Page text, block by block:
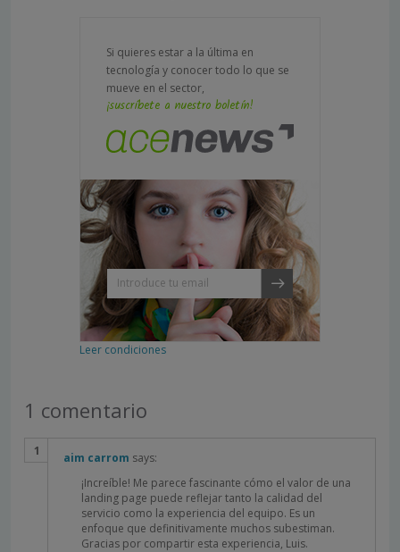
Si quieres estar a la última en
tecnología y conocer todo lo que se
mueve en el sector,
¡suscríbete a nuestro boletín!
Leer condiciones
1 comentario
aim carrom says:
¡Increíble! Me parece fascinante cómo el valor de una
landing page puede reflejar tanto la calidad del
servicio como la experiencia del equipo. Es un
enfoque que definitivamente muchos subestiman.
Gracias por compartir esta experiencia, Luis.